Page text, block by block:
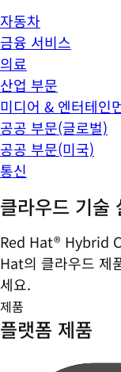
자동차
금융 서비스
의료
산업 부문
미디어 & 엔터테인
공공 부문(글로벌)
공공 부문(미국)
통신
클라우드 기술
Red Hat® Hybrid
Hat의 클라우드 제
세요.
제품
플랫폼 제품